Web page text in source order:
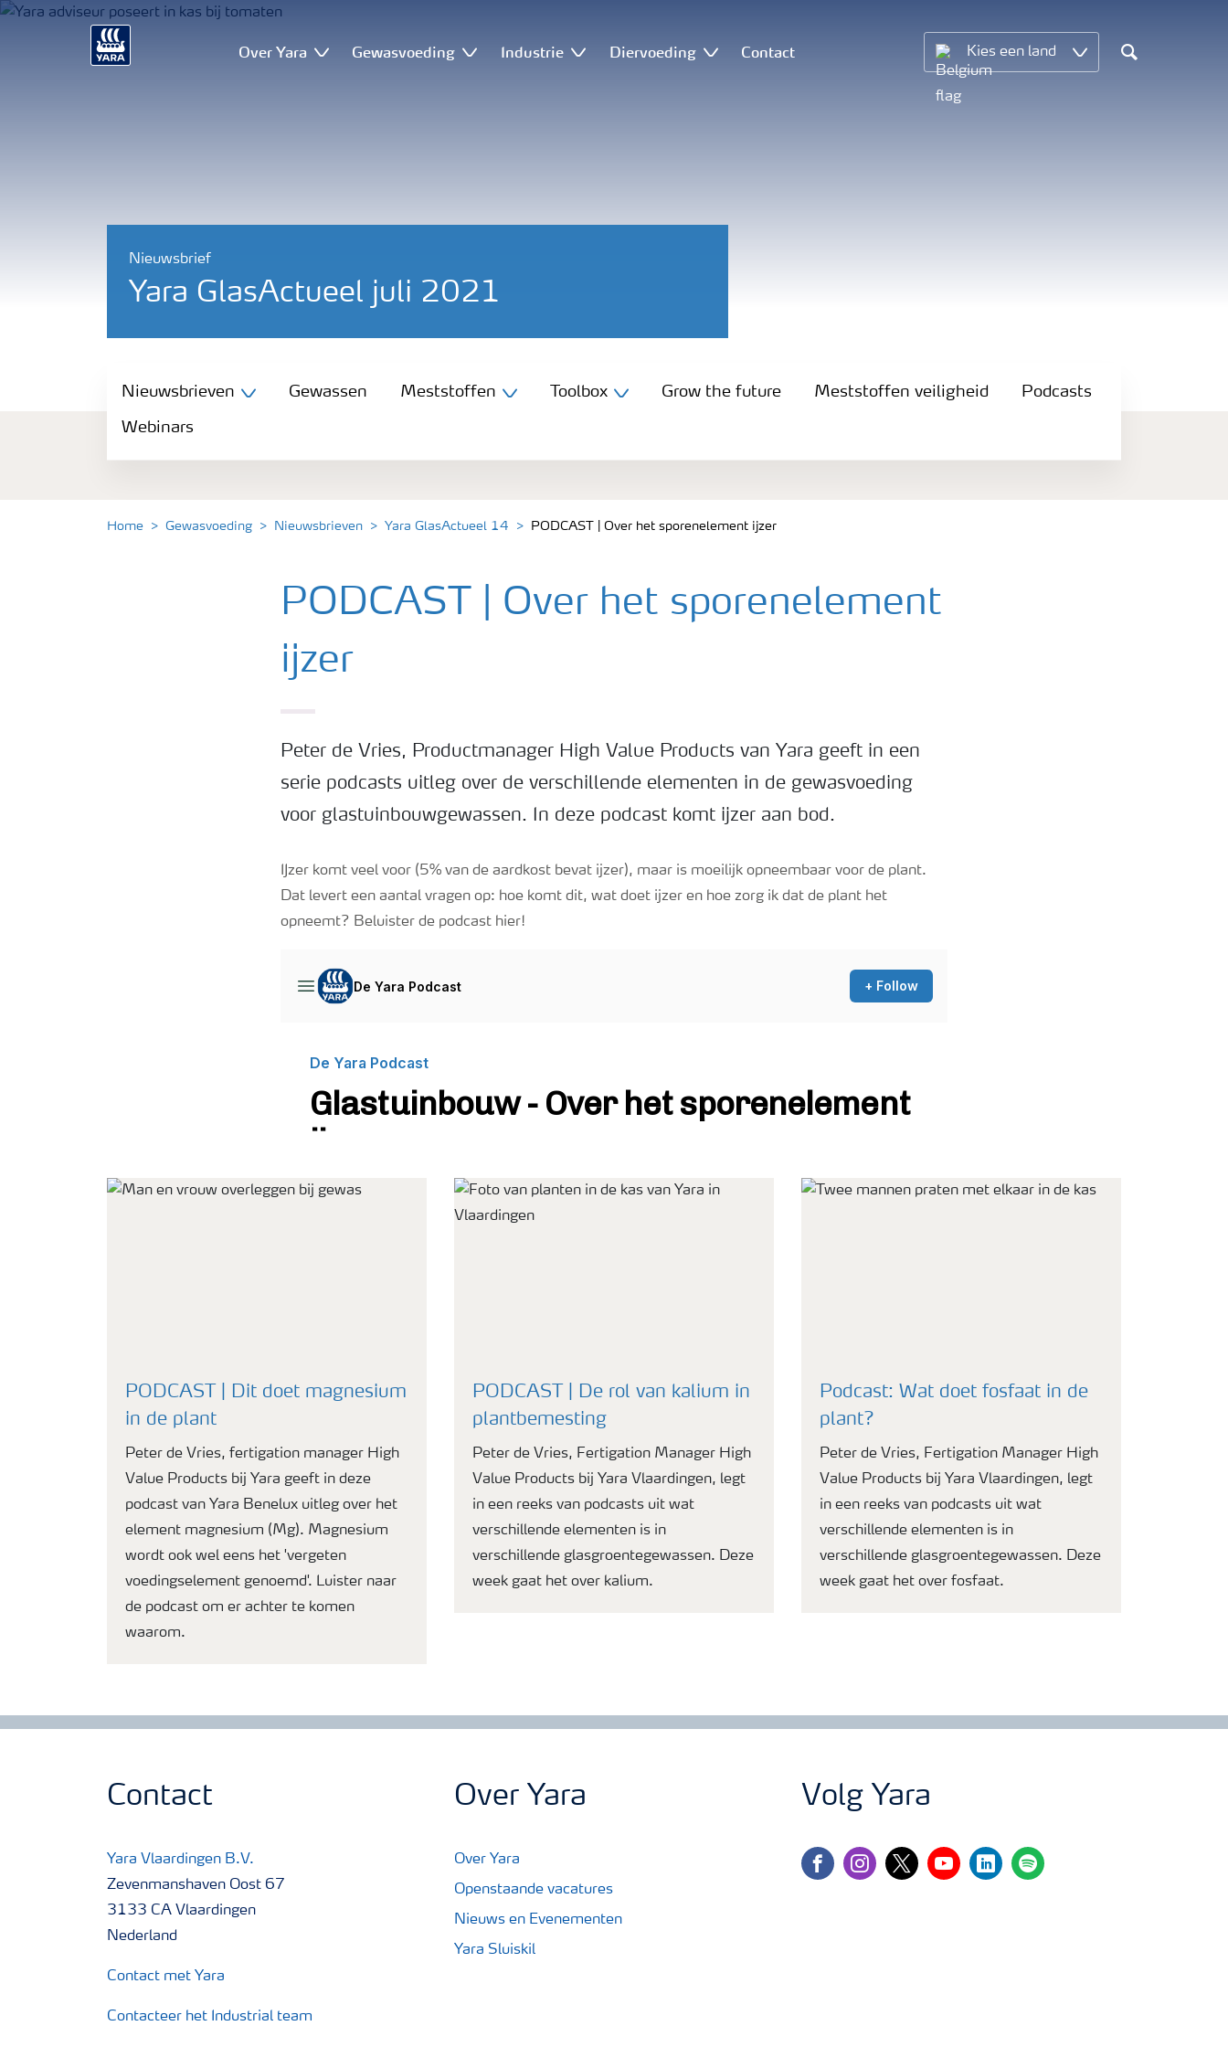
Over Yara Gewasvoeding Industrie Diervoeding Contact Kies een land
Search
Nieuwsbrief
Yara GlasActueel juli 2021
Gewassen
Nieuwsbrieven Gewassen Meststoffen Toolbox Grow the future Meststoffen veiligheid Podcasts
Webinars
Home Gewasvoeding Nieuwsbrieven Yara GlasActueel 14 PODCAST | Over het sporenelement ijzer
PODCAST | Over het sporenelement
ijzer
Peter de Vries, Productmanager High Value Products van Yara geeft in een
serie podcasts uitleg over de verschillende elementen in de gewasvoeding
voor glastuinbouwgewassen. In deze podcast komt ijzer aan bod.
IJzer komt veel voor (5% van de aardkost bevat ijzer), maar is moeilijk opneembaar voor de plant.
Dat levert een aantal vragen op: hoe komt dit, wat doet ijzer en hoe zorg ik dat de plant het
opneemt? Beluister de podcast hier!
PODCAST | Dit doet magnesium
in de plant
Peter de Vries, fertigation manager High
Value Products bij Yara geeft in deze
podcast van Yara Benelux uitleg over het
element magnesium (Mg). Magnesium
wordt ook wel eens het 'vergeten
voedingselement genoemd'. Luister naar
de podcast om er achter te komen
waarom.
PODCAST | De rol van kalium in
plantbemesting
Peter de Vries, Fertigation Manager High
Value Products bij Yara Vlaardingen, legt
in een reeks van podcasts uit wat
verschillende elementen is in
verschillende glasgroentegewassen. Deze
week gaat het over kalium.
Podcast: Wat doet fosfaat in de
plant?
Peter de Vries, Fertigation Manager High
Value Products bij Yara Vlaardingen, legt
in een reeks van podcasts uit wat
verschillende elementen is in
verschillende glasgroentegewassen. Deze
week gaat het over fosfaat.
Contact
Yara Vlaardingen B.V.
Zevenmanshaven Oost 67
3133 CA Vlaardingen
Nederland
Contact met Yara
Contacteer het Industrial team
Over Yara
Over Yara
Openstaande vacatures
Nieuws en Evenementen
Yara Sluiskil
Volg Yara
facebookinstagram
twitteryoutubelinkedinspotify